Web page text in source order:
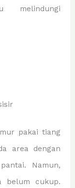
melindungi
pakai tiang
area dengan
Namun,
belum cukup.